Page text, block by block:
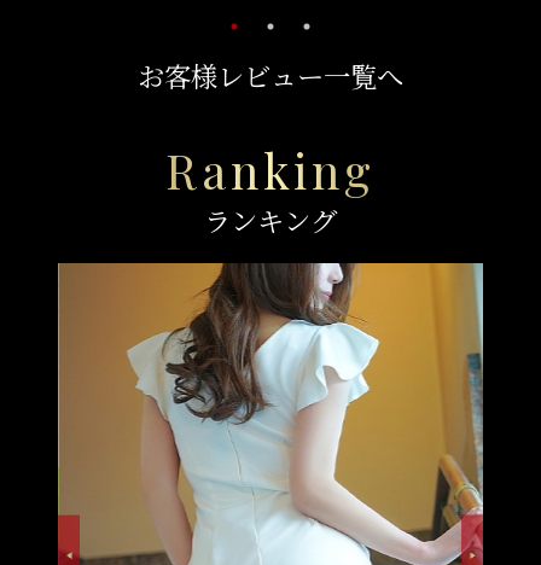
お客様レビュー一覧へ
Ranking
ランキング